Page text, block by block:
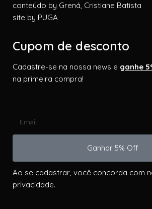
conteúdo by Grená, Cristiane Batista
site by PUGA
Cupom de desconto
Cadastre-se na nossa news e ganhe
na primeira compra!
Ganhar 5% Off
Ao se cadastrar, você concorda com
privacidade.